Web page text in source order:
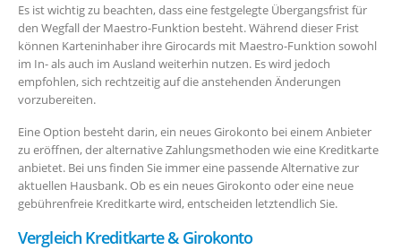
Es ist wichtig zu beachten, dass eine festgelegte Übergangsfrist für
den Wegfall der Maestro-Funktion besteht. Während dieser Frist
können Karteninhaber ihre Girocards mit Maestro-Funktion sowohl
im In- als auch im Ausland weiterhin nutzen. Es wird jedoch
empfohlen, sich rechtzeitig auf die anstehenden Änderungen
vorzubereiten.
Eine Option besteht darin, ein neues Girokonto bei einem Anbieter
zu eröffnen, der alternative Zahlungsmethoden wie eine Kreditkarte
anbietet. Bei uns finden Sie immer eine passende Alternative zur
aktuellen Hausbank. Ob es ein neues Girokonto oder eine neue
gebührenfreie Kreditkarte wird, entscheiden letztendlich Sie.
Vergleich Kreditkarte & Girokonto